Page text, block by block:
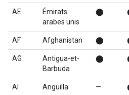
AE
Émirats
arabes unis
⬤
AF Afghanistan ⬤
AG
Antigua-et-
Barbuda
⬤
AI Anguilla —